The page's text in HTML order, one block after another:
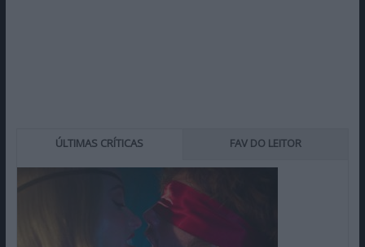
ÚLTIMAS CRÍTICAS FAV DO LEITOR